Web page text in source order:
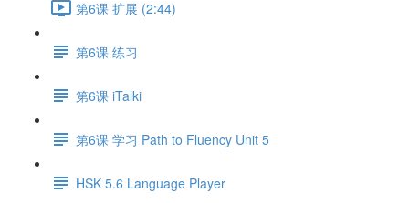
第6课 扩展 (2:44)
第6课 练习
第6课 iTalki
第6课 学习 Path to Fluency Unit 5
HSK 5.6 Language Player